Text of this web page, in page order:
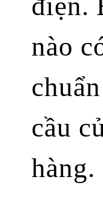
điện.
nào
cầu
hàng.